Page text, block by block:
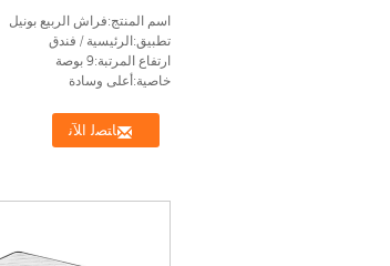
اسم المنتج:فراش الربيع بونيل
تطبيق:الرئيسية / فندق
ارتفاع المرتبة:9 بوصة
خاصية:أعلى وسادة
ﺎﺘﺼﻟ ﺍﻶﻧ